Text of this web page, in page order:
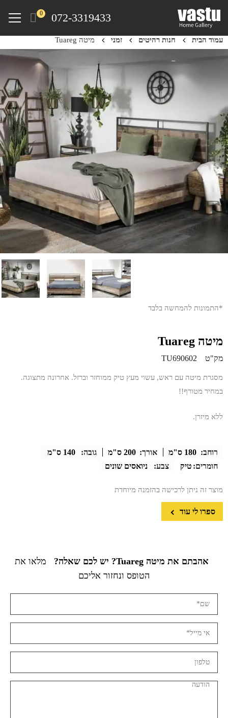
content
072-3319433
0
Menu
עמוד הבית חנות רהיטים זמני מיטה Tuareg
*התמונות להמחשה בלבד
מיטה Tuareg
מק"ט TU690602
מסגרת מיטה עם ראש, עשוי מעץ טיק ממוחזר וברזל. אחרונה מתצוגה.
במחיר מטורף!!
ללא מיזרן.
רוחב: 180 ס"מ אורך: 200 ס"מ גובה:
140 ס"מ
חומרים: טיק צבע: ניואסים שונים
מוצר זה ניתן לרכישה בהזמנה מיוחדת
ספרו לי עוד
אהבתם את מיטה Tuareg? יש לכם שאלה?
מלאו את
הטופס ונחזור אליכם